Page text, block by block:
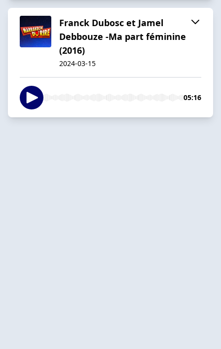
Franck Dubosc et Jamel
Debbouze -Ma part féminine
(2016)
2024-03-15
05:16